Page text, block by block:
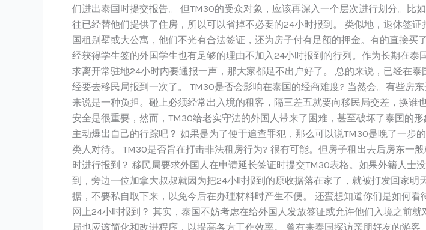
们进出泰国时提交报告。 但TM30的受众对象，应该再深入一个层次进行划分。比
往已经替他们提供了住房，所以可以省掉不必要的24小时报到。 类似地，退休签
国租别墅或大公寓，他们不光有合法签证，还为房子付有足额的押金。有的直接
经获得学生签的外国学生也有足够的理由不加入24小时报到的行列。作为长期在
求离开常驻地24小时内要通报一声，那大家都足不出户好了。 总的来说，已经在
经要去移民局报到一次了。 TM30是否会影响在泰国的经商难度? 当然会。有些房
来说是一种负担。碰上必须经常出入境的租客，隔三差五就要向移民局交差，换
安全是很重要，然而，TM30给老实守法的外国人带来了困难，甚至破坏了泰国的
主动爆出自己的行踪吧？ 如果是为了便于追查罪犯，那么可以说TM30是晚了一
类人对待。 TM30是否旨在打击非法租房行为? 很有可能。但房子租出去后房东一
时进行报到？ 移民局要求外国人在申请延长签证时提交TM30表格。如果外籍人士
到，旁边一位加拿大叔叔就因为把24小时报到的原收据落在家了，就被打发回家
据，不要私自取下来，以免今后在办理材料时产生不便。 还蛮想知道你们是如何
网上24小时报到？ 其实，泰国不妨考虑在给外国人发放签证或允许他们入境之前
局也应该简化和改进程序，以提高各方工作效率。 曾有来泰国探访亲朋好友的游